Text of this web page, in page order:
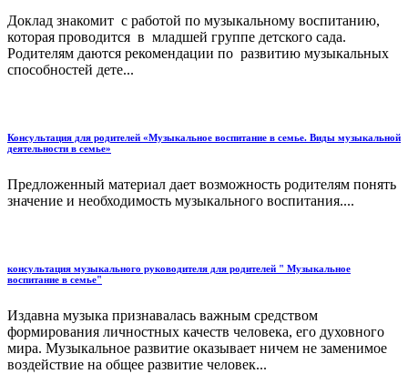
Доклад знакомит с работой по музыкальному воспитанию,
которая проводится в младшей группе детского сада.
Родителям даются рекомендации по развитию музыкальных
способностей дете...
Консультация для родителей «Музыкальное воспитание в семье. Виды музыкальной
деятельности в семье»
Предложенный материал дает возможность родителям понять
значение и необходимость музыкального воспитания....
консультация музыкального руководителя для родителей " Музыкальное
воспитание в семье"
Издавна музыка признавалась важным средством
формирования личностных качеств человека, его духовного
мира. Музыкальное развитие оказывает ничем не заменимое
воздействие на общее развитие человек...